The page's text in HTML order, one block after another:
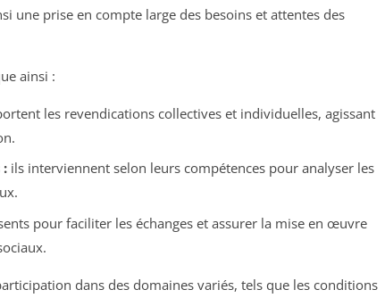
une prise en compte large des besoins et attentes des
ainsi :
les revendications collectives et individuelles, agissant
ils interviennent selon leurs compétences pour analyser les
pour faciliter les échanges et assurer la mise en œuvre
dans des domaines variés, tels que les conditions